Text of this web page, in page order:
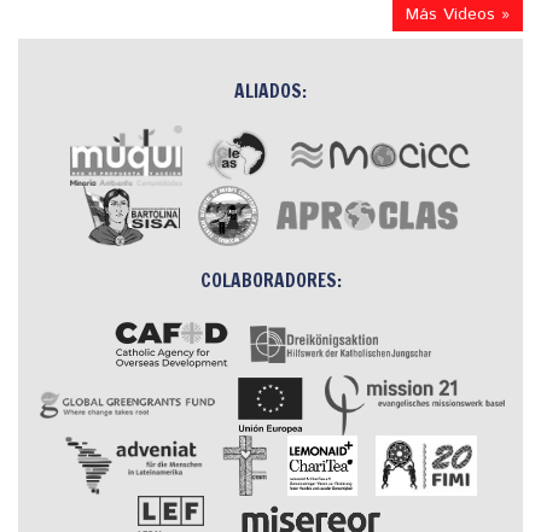
Más Videos »
ALIADOS:
COLABORADORES: